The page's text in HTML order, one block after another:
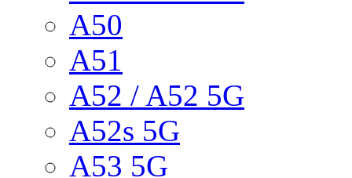
A50
A51
A52 / A52 5G
A52s 5G
A53 5G